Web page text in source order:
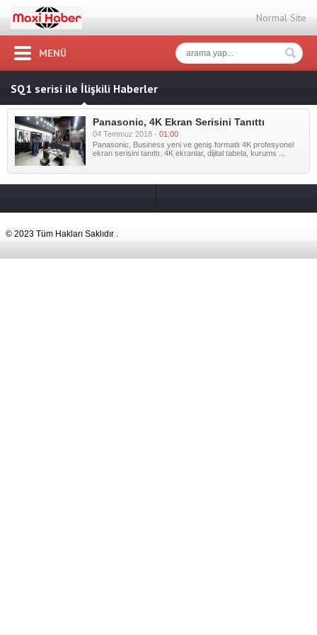
Normal Site
MENÜ
SQ1 serisi ile İlişkili Haberler
Panasonic, 4K Ekran Serisini Tanıttı
04 Temmuz 2018 - 01:00
Panasonic, Business yeni ve geniş formatlı 4K profesyonel
ekran serisini tanıttı. 4K ekranlar, dijital tabela, kurums ...
© 2023 Tüm Hakları Saklıdır .